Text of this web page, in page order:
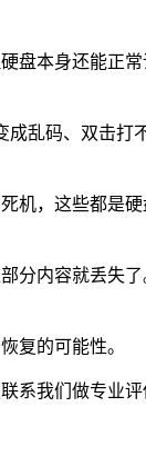
盘本身还能正
乱码、双击打
，这些都是
内容就丢失
复的可能性。
系我们做专业评